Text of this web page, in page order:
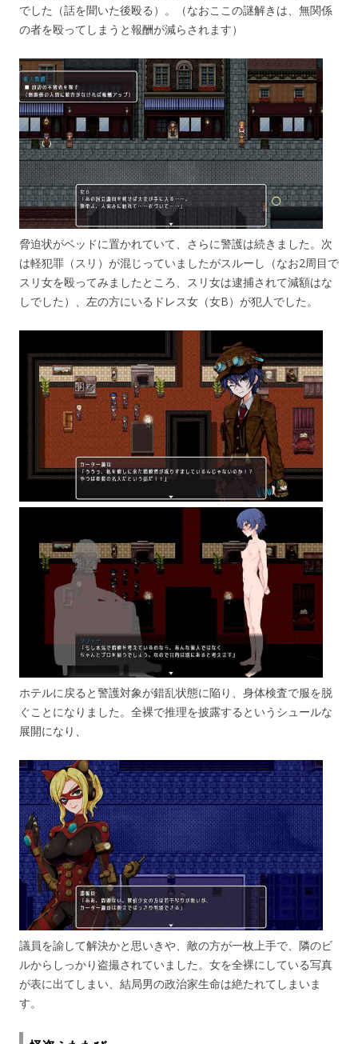
でした（話を聞いた後殴る）。（なおここの謎解きは、無関係
の者を殴ってしまうと報酬が減らされます）
脅迫状がベッドに置かれていて、さらに警護は続きました。次
は軽犯罪（スリ）が混じっていましたがスルーし（なお2周目で
スリ女を殴ってみましたところ、スリ女は逮捕されて減額はな
しでした）、左の方にいるドレス女（女B）が犯人でした。
ホテルに戻ると警護対象が錯乱状態に陥り、身体検査で服を脱
ぐことになりました。全裸で推理を披露するというシュールな
展開になり、
議員を諭して解決かと思いきや、敵の方が一枚上手で、隣のビ
ルからしっかり盗撮されていました。女を全裸にしている写真
が表に出てしまい、結局男の政治家生命は絶たれてしまいま
す。